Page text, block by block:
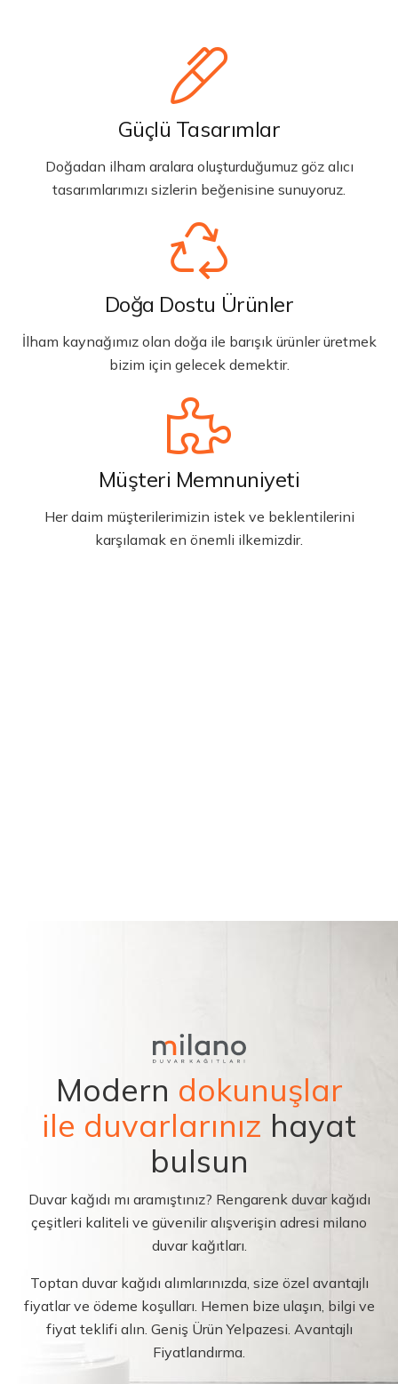
Güçlü Tasarımlar
Doğadan ilham aralara oluşturduğumuz göz alıcı
tasarımlarımızı sizlerin beğenisine sunuyoruz.
Doğa Dostu Ürünler
İlham kaynağımız olan doğa ile barışık ürünler üretmek
bizim için gelecek demektir.
Müşteri Memnuniyeti
Her daim müşterilerimizin istek ve beklentilerini
karşılamak en önemli ilkemizdir.
Modern dokunuşlar
ile duvarlarınız hayat
bulsun
Duvar kağıdı mı aramıştınız? Rengarenk duvar kağıdı
çeşitleri kaliteli ve güvenilir alışverişin adresi milano
duvar kağıtları.
Toptan duvar kağıdı alımlarınızda, size özel avantajlı
fiyatlar ve ödeme koşulları. Hemen bize ulaşın, bilgi ve
fiyat teklifi alın. Geniş Ürün Yelpazesi. Avantajlı
Fiyatlandırma.